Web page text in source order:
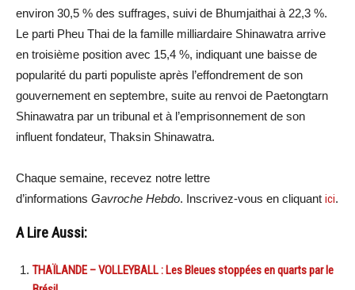
environ 30,5 % des suffrages, suivi de Bhumjaithai à 22,3 %.
Le parti Pheu Thai de la famille milliardaire Shinawatra arrive
en troisième position avec 15,4 %, indiquant une baisse de
popularité du parti populiste après l’effondrement de son
gouvernement en septembre, suite au renvoi de Paetongtarn
Shinawatra par un tribunal et à l’emprisonnement de son
influent fondateur, Thaksin Shinawatra.
Chaque semaine, recevez notre lettre
d’informations Gavroche Hebdo. Inscrivez-vous en cliquant ici.
A Lire Aussi:
THAÏLANDE – VOLLEYBALL : Les Bleues stoppées en quarts par le